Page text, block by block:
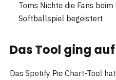
Toms Nichte die Fans beim
Softballspiel begeistert
Das Tool ging
Das Spotify Pie Chart-Tool